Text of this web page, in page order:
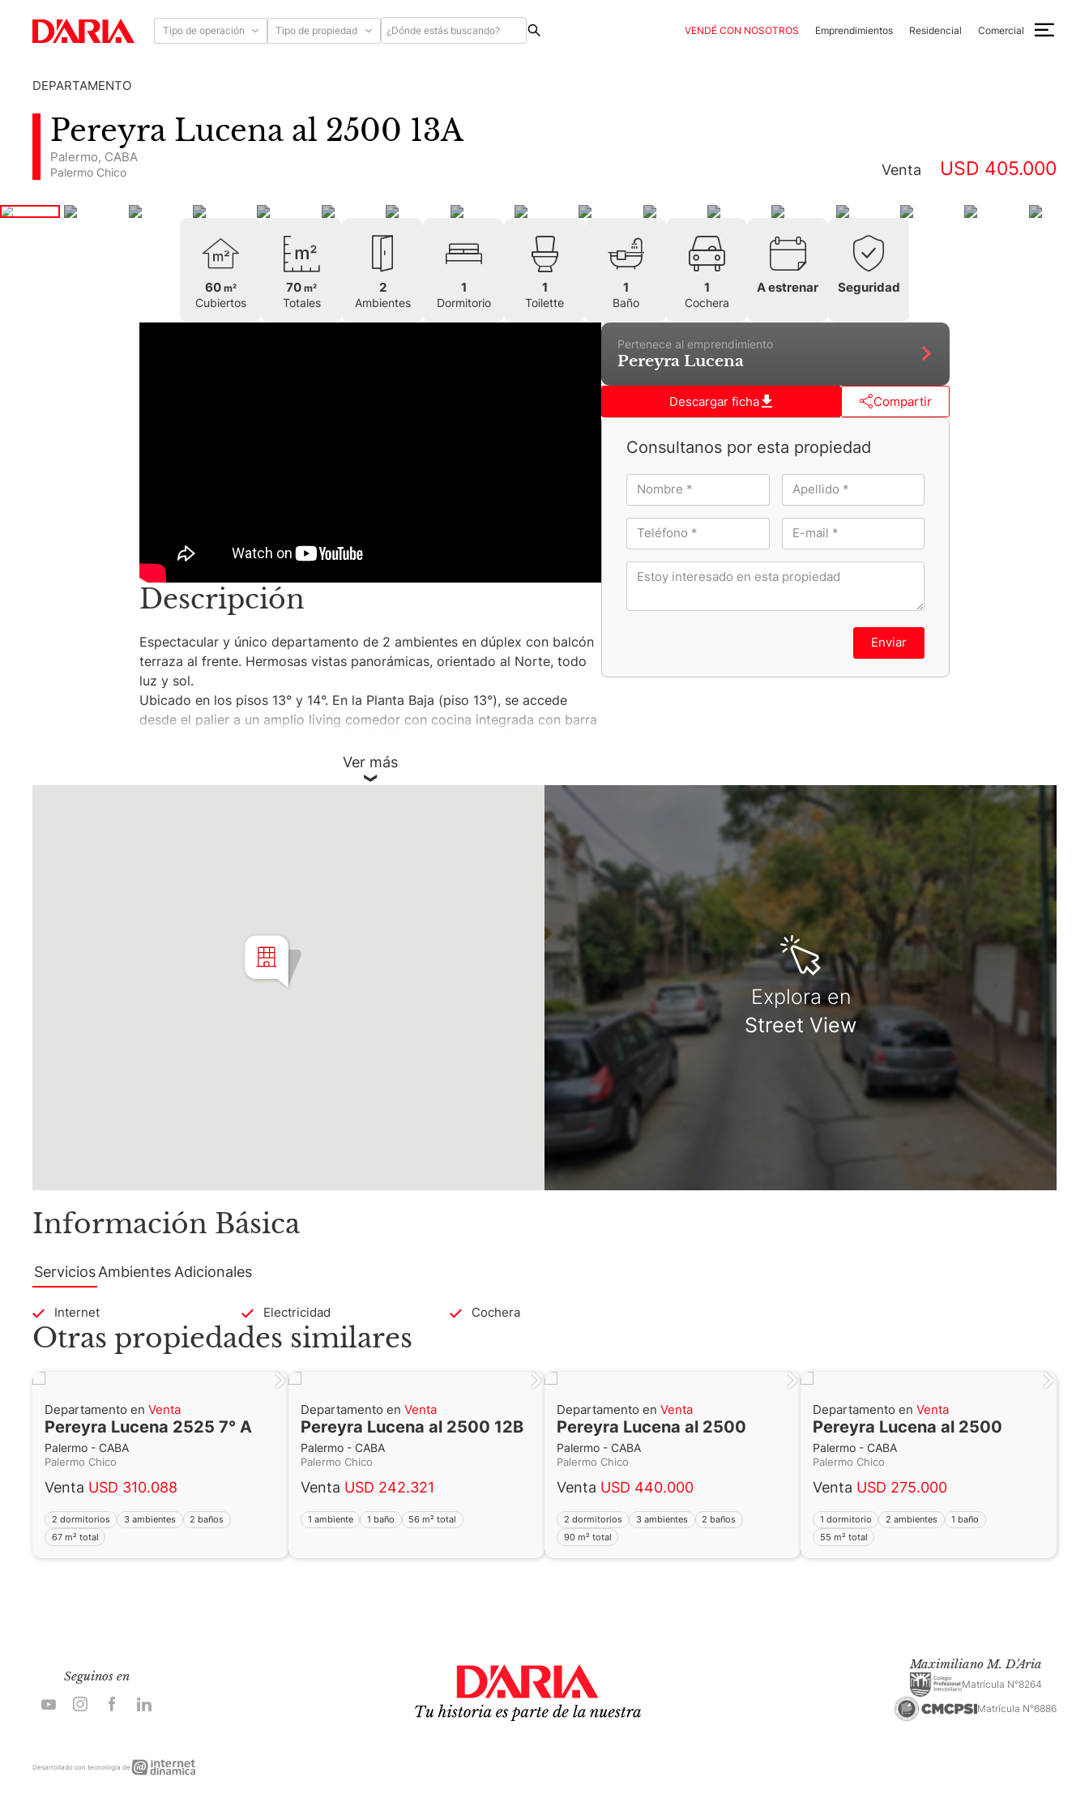
Tipo de operación Tipo de propiedad VENDÉ CON NOSOTROS Emprendimientos Residencial Comercial
DEPARTAMENTO
Pereyra Lucena al 2500 13A
Palermo, CABA
Palermo Chico Venta USD 405.000
60 m²
Cubiertos
70 m²
Totales
2
Ambientes
1
Dormitorio
1
Toilette
1
Baño
1
Cochera
A estrenar Seguridad
Descripción
Espectacular y único departamento de 2 ambientes en dúplex con balcón
terraza al frente. Hermosas vistas panorámicas, orientado al Norte, todo
luz y sol.
Ubicado en los pisos 13° y 14°. En la Planta Baja (piso 13°), se accede
desde el palier a un amplio living comedor con cocina integrada con barra
un dormitorio de buenas dimensiones, con placard, baño completo y
Matrícula CMCPSI N° 6886
Av. Libertador 4189 - La Lucila - Prov. de Bs. As.
Ver más
Pertenece al emprendimiento
Pereyra Lucena
Descargar ficha Compartir
Consultanos por esta propiedad
Enviar
Explora en
Street View
Información Básica
Servicios Ambientes Adicionales
Internet Electricidad Cochera
Otras propiedades similares
Departamento en Venta
Pereyra Lucena 2525 7° A
Palermo - CABA
Palermo Chico
Venta USD 310.088
2 dormitorios 3 ambientes
2 baños
67 m² total
Departamento en Venta
Pereyra Lucena al 2500 12B
Palermo - CABA
Palermo Chico
Venta USD 242.321
1 ambiente 1 baño 56 m² total
Departamento en Venta
Pereyra Lucena al 2500
Palermo - CABA
Palermo Chico
Venta USD 440.000
2 dormitorios 3 ambientes
2 baños
90 m² total
Departamento en Venta
Pereyra Lucena al 2500
Palermo - CABA
Palermo Chico
Venta USD 275.000
1 dormitorio 2 ambientes
1 baño
55 m² total
Seguinos en
Maximiliano M. D'Aria
Matrícula N°8264
Matrícula N°6886
Desarrollado con tecnología deInternet
Dinámica